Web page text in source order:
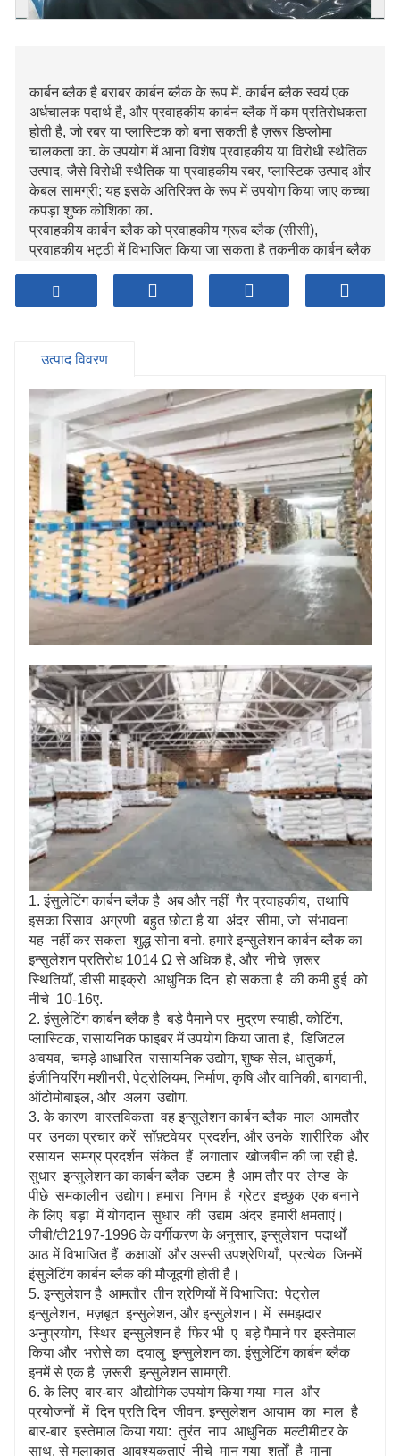
कार्बन ब्लैक है बराबर कार्बन ब्लैक के रूप में. कार्बन ब्लैक स्वयं एक
अर्धचालक पदार्थ है, और प्रवाहकीय कार्बन ब्लैक में कम प्रतिरोधकता
होती है, जो रबर या प्लास्टिक को बना सकती है ज़रूर डिप्लोमा
चालकता का. के उपयोग में आना विशेष प्रवाहकीय या विरोधी स्थैतिक
उत्पाद, जैसे विरोधी स्थैतिक या प्रवाहकीय रबर, प्लास्टिक उत्पाद और
केबल सामग्री; यह इसके अतिरिक्त के रूप में उपयोग किया जाए कच्चा
कपड़ा शुष्क कोशिका का.
प्रवाहकीय कार्बन ब्लैक को प्रवाहकीय ग्रूव ब्लैक (सीसी),
प्रवाहकीय भट्ठी में विभाजित किया जा सकता है तकनीक कार्बन ब्लैक
असाधारण प्रवाहकीय भट्ठी दृष्टिकोण कार्बन ब्लैक (XCF), आदि।
के अनुसार इसकी चालकता और निर्माण विधि के लिए। एसिटिलीन
उत्पाद विवरण
1. इंसुलेटिंग कार्बन ब्लैक है अब और नहीं गैर प्रवाहकीय, तथापि
इसका रिसाव अग्रणी बहुत छोटा है या अंदर सीमा, जो संभावना
यह नहीं कर सकता शुद्ध सोना बनो. हमारे इन्सुलेशन कार्बन ब्लैक का
इन्सुलेशन प्रतिरोध 1014 Ω से अधिक है, और नीचे ज़रूर
स्थितियाँ, डीसी माइक्रो आधुनिक दिन हो सकता है की कमी हुई को
नीचे 10-16ए.
2. इंसुलेटिंग कार्बन ब्लैक है बड़े पैमाने पर मुद्रण स्याही, कोटिंग,
प्लास्टिक, रासायनिक फाइबर में उपयोग किया जाता है, डिजिटल
अवयव, चमड़े आधारित रासायनिक उद्योग, शुष्क सेल, धातुकर्म,
इंजीनियरिंग मशीनरी, पेट्रोलियम, निर्माण, कृषि और वानिकी, बागवानी,
ऑटोमोबाइल, और अलग उद्योग.
3. के कारण वास्तविकता वह इन्सुलेशन कार्बन ब्लैक माल आमतौर
पर उनका प्रचार करें सॉफ़्टवेयर प्रदर्शन, और उनके शारीरिक और
रसायन समग्र प्रदर्शन संकेत हैं लगातार खोजबीन की जा रही है.
सुधार इन्सुलेशन का कार्बन ब्लैक उद्यम है आम तौर पर लेग्ड के
पीछे समकालीन उद्योग। हमारा निगम है ग्रेटर इच्छुक एक बनाने
के लिए बड़ा में योगदान सुधार की उद्यम अंदर हमारी क्षमताएं।
जीबी/टी2197-1996 के वर्गीकरण के अनुसार, इन्सुलेशन पदार्थों
आठ में विभाजित हैं कक्षाओं और अस्सी उपश्रेणियाँ, प्रत्येक जिनमें
इंसुलेटिंग कार्बन ब्लैक की मौजूदगी होती है।
5. इन्सुलेशन है आमतौर तीन श्रेणियों में विभाजित: पेट्रोल
इन्सुलेशन, मज़बूत इन्सुलेशन, और इन्सुलेशन। में समझदार
अनुप्रयोग, स्थिर इन्सुलेशन है फिर भी ए बड़े पैमाने पर इस्तेमाल
किया और भरोसे का दयालु इन्सुलेशन का. इंसुलेटिंग कार्बन ब्लैक
इनमें से एक है ज़रूरी इन्सुलेशन सामग्री.
6. के लिए बार-बार औद्योगिक उपयोग किया गया माल और
प्रयोजनों में दिन प्रति दिन जीवन, इन्सुलेशन आयाम का माल है
बार-बार इस्तेमाल किया गया: तुरंत नाप आधुनिक मल्टीमीटर के
साथ. से मुलाकात आवश्यकताएं नीचे मान गया शर्तों है माना